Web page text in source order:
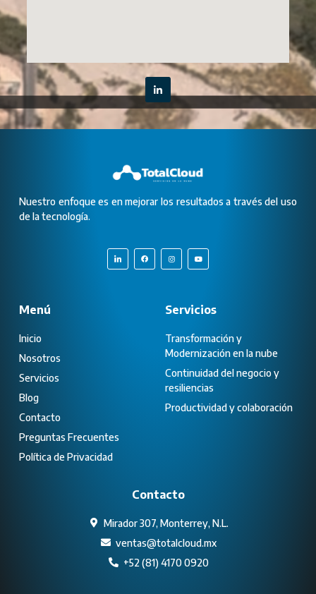
Nuestro enfoque es en mejorar los resultados a través del uso
de la tecnología.
Menú
Inicio
Nosotros
Servicios
Blog
Contacto
Preguntas Frecuentes
Política de Privacidad
Servicios
Transformación y
Modernización en la nube
Continuidad del negocio y
resiliencias
Productividad y colaboración
Contacto
Mirador 307, Monterrey, N.L.
ventas@totalcloud.mx
+52 (81) 4170 0920